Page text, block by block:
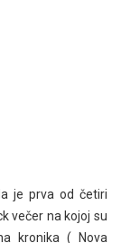
je prva od četiri
večer na kojoj su
kronika ( Nova